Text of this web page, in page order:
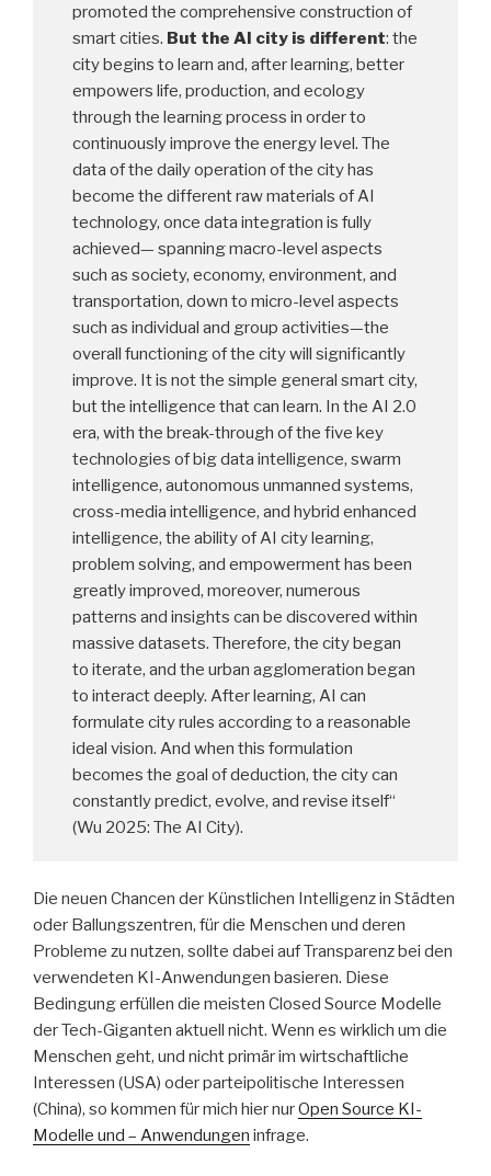
promoted the comprehensive construction of
smart cities. But the AI city is different: the
city begins to learn and, after learning, better
empowers life, production, and ecology
through the learning process in order to
continuously improve the energy level. The
data of the daily operation of the city has
become the different raw materials of AI
technology, once data integration is fully
achieved— spanning macro-level aspects
such as society, economy, environment, and
transportation, down to micro-level aspects
such as individual and group activities—the
overall functioning of the city will significantly
improve. It is not the simple general smart city,
but the intelligence that can learn. In the AI 2.0
era, with the break-through of the five key
technologies of big data intelligence, swarm
intelligence, autonomous unmanned systems,
cross-media intelligence, and hybrid enhanced
intelligence, the ability of AI city learning,
problem solving, and empowerment has been
greatly improved, moreover, numerous
patterns and insights can be discovered within
massive datasets. Therefore, the city began
to iterate, and the urban agglomeration began
to interact deeply. After learning, AI can
formulate city rules according to a reasonable
ideal vision. And when this formulation
becomes the goal of deduction, the city can
constantly predict, evolve, and revise itself“
(Wu 2025: The AI City).
Die neuen Chancen der Künstlichen Intelligenz in Städten
oder Ballungszentren, für die Menschen und deren
Probleme zu nutzen, sollte dabei auf Transparenz bei den
verwendeten KI-Anwendungen basieren. Diese
Bedingung erfüllen die meisten Closed Source Modelle
der Tech-Giganten aktuell nicht. Wenn es wirklich um die
Menschen geht, und nicht primär im wirtschaftliche
Interessen (USA) oder parteipolitische Interessen
(China), so kommen für mich hier nurOpen Source KI-
Modelle und – Anwendungen infrage.